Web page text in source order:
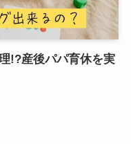
!?産後パパ育休を実